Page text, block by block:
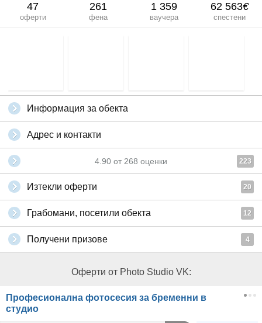
47
оферти
261
фена
1 359
ваучера
62 563€
спестени
Информация за обекта
Адрес и контакти
4.90 от 268 оценки 223
Изтекли оферти 20
Грабомани, посетили обекта 12
Получени призове 4
Оферти от Photo Studio VK:
Професионална фотосесия за бременни в
студио